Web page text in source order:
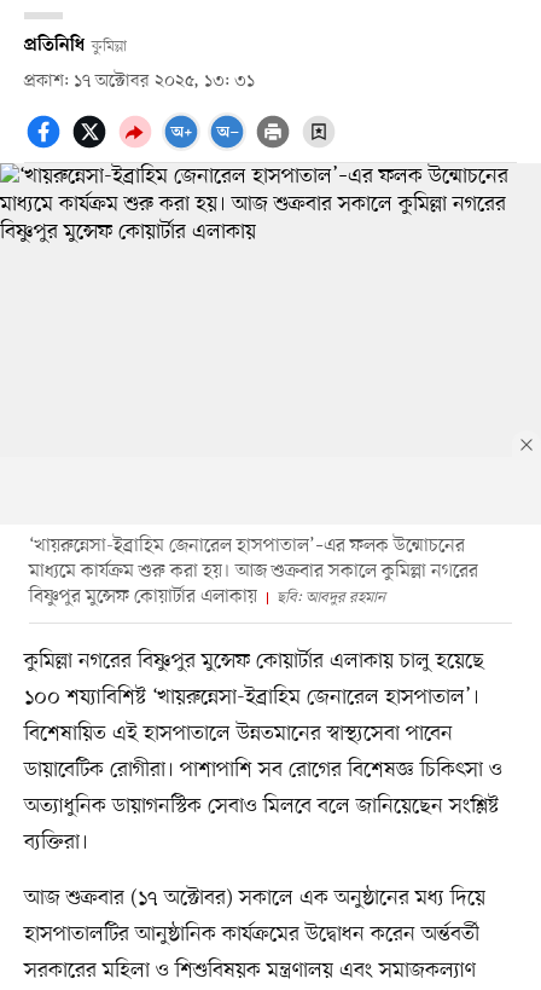
প্রতিনিধি কুমিল্লা
প্রকাশ: ১৭ অক্টোবর ২০২৫, ১৩: ৩১
‘খায়রুন্নেসা-ইব্রাহিম জেনারেল হাসপাতাল’–এর ফলক উন্মোচনের
মাধ্যমে কার্যক্রম শুরু করা হয়। আজ শুক্রবার সকালে কুমিল্লা নগরের
বিষ্ণুপুর মুন্সেফ কোয়ার্টার এলাকায়
ছবি: আবদুর রহমান
কুমিল্লা নগরের বিষ্ণুপুর মুন্সেফ কোয়ার্টার এলাকায় চালু হয়েছে
১০০ শয্যাবিশিষ্ট ‘খায়রুন্নেসা-ইব্রাহিম জেনারেল হাসপাতাল’।
বিশেষায়িত এই হাসপাতালে উন্নতমানের স্বাস্থ্যসেবা পাবেন
ডায়াবেটিক রোগীরা। পাশাপাশি সব রোগের বিশেষজ্ঞ চিকিৎসা ও
অত্যাধুনিক ডায়াগনস্টিক সেবাও মিলবে বলে জানিয়েছেন সংশ্লিষ্ট
ব্যক্তিরা।
আজ শুক্রবার (১৭ অক্টোবর) সকালে এক অনুষ্ঠানের মধ্য দিয়ে
হাসপাতালটির আনুষ্ঠানিক কার্যক্রমের উদ্বোধন করেন অর্ন্তবর্তী
সরকারের মহিলা ও শিশুবিষয়ক মন্ত্রণালয় এবং সমাজকল্যাণ